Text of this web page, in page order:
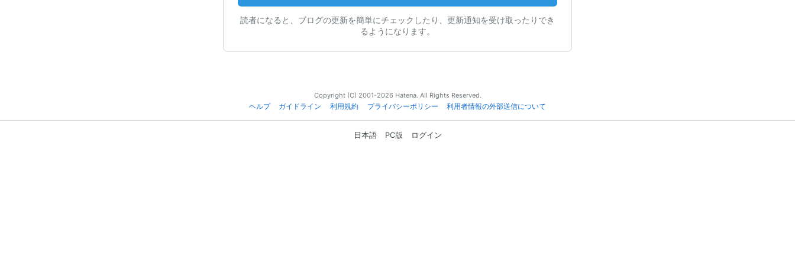
読者になると、ブログの更新を簡単にチェックしたり、更新通知を受け取ったりでき
るようになります。
Copyright (C) 2001-2026 Hatena. All Rights Reserved.
ヘルプ
ガイドライン 利用規約 プライバシーポリシー 利用者情報の外部送信について
日本語 PC版 ログイン